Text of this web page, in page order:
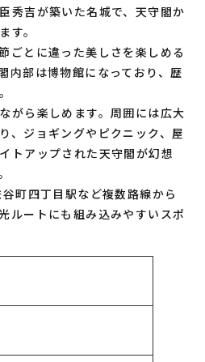
秀吉が築いた名城で、天守閣か
す。
ごとに違った美しさを楽しめる
内部は博物館になっており、歴
がら楽しめます。周囲には広大
、ジョギングやピクニック、屋
トアップされた天守閣が幻想
町四丁目駅など複数路線から
ルートにも組み込みやすいスポ